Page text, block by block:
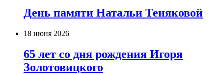
День памяти Натальи Теняковой
18 июня 2026
65 лет со дня рождения Игоря
Золотовицкого